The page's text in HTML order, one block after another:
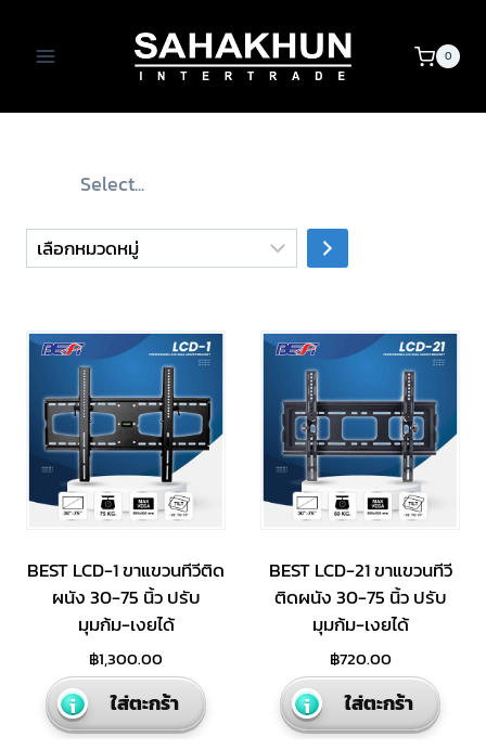
content
0
เลือก
หมวด
BEST LCD-1 ขาแขวนทีวีติด
ผนัง 30-75 นิ้ว ปรับ
มุมก้ม-เงยได้
฿1,300.00
ใส่ตะกร้า
BEST LCD-21 ขาแขวนทีวี
ติดผนัง 30-75 นิ้ว ปรับ
มุมก้ม-เงยได้
฿720.00
ใส่ตะกร้า